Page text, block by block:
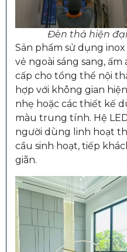
Đèn thả hiện đại
Sản phẩm sử dụng
vẻ ngoài sáng sang, ấm
cấp cho tổng thể nội
hợp với không gian
nhẹ hoặc các thiết kế
màu trung tính. Hệ
người dùng linh hoạt
cầu sinh hoạt, tiếp
giãn.